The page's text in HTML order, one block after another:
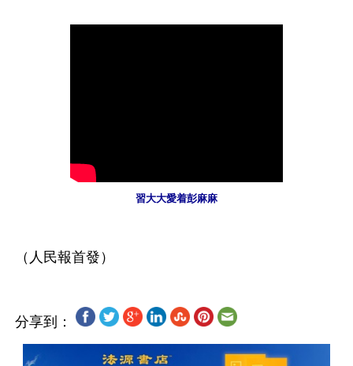
習大大愛着彭麻麻
分享到：